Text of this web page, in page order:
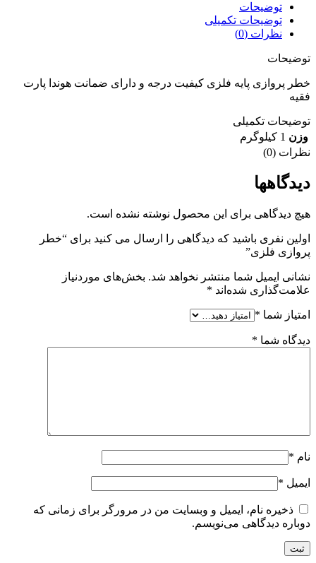
توضیحات
توضیحات تکمیلی
نظرات (0)
توضیحات
خطر پروازی پایه فلزی کیفیت درجه و دارای ضمانت هوندا پارت
فقیه
توضیحات تکمیلی
وزن 1 کیلوگرم
نظرات (0)
دیدگاهها
هیچ دیدگاهی برای این محصول نوشته نشده است.
اولین نفری باشید که دیدگاهی را ارسال می کنید برای “خطر
پروازی فلزی”
نشانی ایمیل شما منتشر نخواهد شد. بخش‌های موردنیاز
علامت‌گذاری شده‌اند *
امتیاز شما *
دیدگاه شما *
نام *
ایمیل *
ذخیره نام، ایمیل و وبسایت من در مرورگر برای زمانی که
دوباره دیدگاهی می‌نویسم.